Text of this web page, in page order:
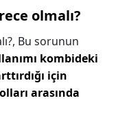
olmalı?
Bu sorunun
kombideki
için
arasında